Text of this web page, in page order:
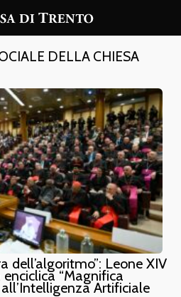
DELLA CHIESA
dell’algoritmo”: Leone XIV
“Magnifica
Artificiale